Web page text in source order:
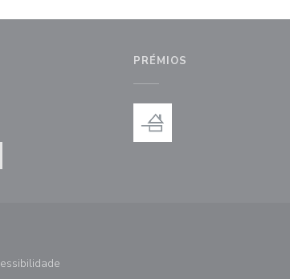
nova janela))
numa nova janela))
PRÉMIOS
janela))
((abre numa nova janela))